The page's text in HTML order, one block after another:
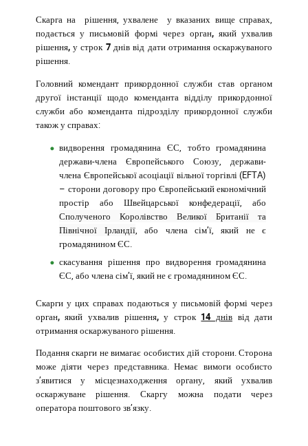
Скаргана рішення, ухвалене
у вказаних вище справах,
подається у письмовій формічерез орган, який ухвалив
рішення, у строк 7 дніввід дати отримання оскаржуваного
рішення.
Головний комендант прикордонної службистав органом
другої інстанції щодо коменданта відділу прикордонної
служби або коменданта підрозділу прикордонної служби
також у справах:
видворення громадянина ЄС, тобто громадянина
держави-члена Європейського Союзу, держави-
члена Європейської асоціації вільної торгівлі (EFTA)
– сторони договору про Європейський економічний
простір або Швейцарської конфедерації, або
Сполученого Королівство Великої Британії та
Північної Ірландії, або члена сім’ї, який не є
громадянином ЄС.
скасування рішення про видворення громадянина
ЄС, або члена сім’ї, який не є громадянином ЄС.
Скарги у цих справах подаютьсяу письмовій формі через
орган, який ухвалив рішення, у строк 14 днів від дати
отримання оскаржуваного рішення.
Подання скарги не вимагає особистих дій сторони.Сторона
може діяти через представника. Немає вимоги особисто
з’явитися у місцезнаходження органу, який ухвалив
оскаржуване рішення. Скаргу можна подати через
оператора поштового зв’язку.